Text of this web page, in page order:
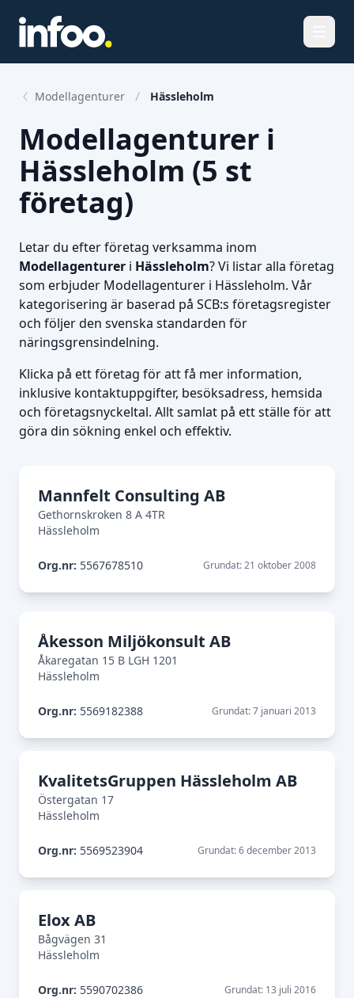
Modellagenturer Hässleholm
Modellagenturer i
Hässleholm (5 st
företag)
Letar du efter företag verksamma inom
Modellagenturer i Hässleholm? Vi listar alla företag
som erbjuder Modellagenturer i Hässleholm. Vår
kategorisering är baserad på SCB:s företagsregister
och följer den svenska standarden för
näringsgrensindelning.
Klicka på ett företag för att få mer information,
inklusive kontaktuppgifter, besöksadress, hemsida
och företagsnyckeltal. Allt samlat på ett ställe för att
göra din sökning enkel och effektiv.
Mannfelt Consulting AB
Gethornskroken 8 A 4TR
Hässleholm
Org.nr: 5567678510 Grundat: 21 oktober 2008
Åkesson Miljökonsult AB
Åkaregatan 15 B LGH 1201
Hässleholm
Org.nr: 5569182388 Grundat: 7 januari 2013
KvalitetsGruppen Hässleholm AB
Östergatan 17
Hässleholm
Org.nr: 5569523904 Grundat: 6 december 2013
Elox AB
Bågvägen 31
Hässleholm
Org.nr: 5590702386 Grundat: 13 juli 2016